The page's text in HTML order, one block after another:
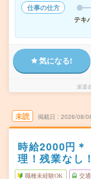
仕事の仕方
テキ
気になる!
派遣
未読 掲載日 2026/08/
時給2000円
理！残業なし
職種未経験OK 交